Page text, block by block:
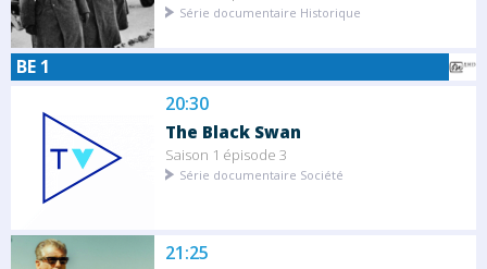
Série documentaire Historique
BE 1
20:30
The Black Swan
Saison 1 épisode 3
Série documentaire Société
21:25